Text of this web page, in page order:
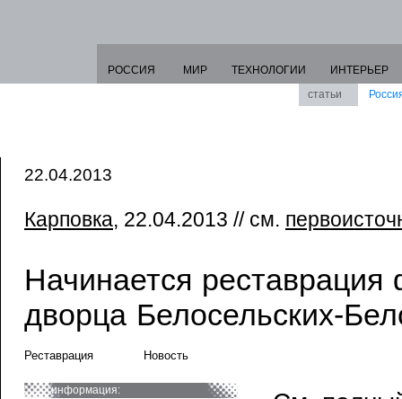
РОССИЯ МИР ТЕХНОЛОГИИ
ИНТЕРЬЕР
статьи
22.04.2013
Карповка, 22.04.2013 // см.
Начинается реставрация
дворца Белосельских-
Реставрация Новость
информация: